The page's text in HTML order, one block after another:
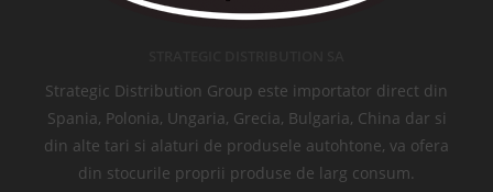
Strategic Distribution Group este importator direct din
Spania, Polonia, Ungaria, Grecia, Bulgaria, China dar si
din alte tari si alaturi de produsele autohtone, va ofera
din stocurile proprii produse de larg consum.